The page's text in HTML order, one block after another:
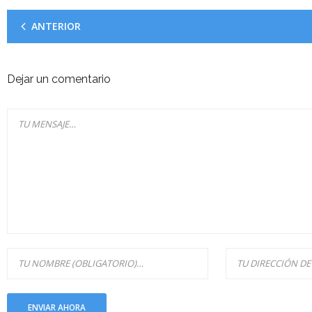
ANTERIOR
Dejar un comentario